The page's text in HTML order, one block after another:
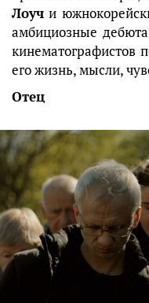
Лоуч и
амбициозные
кинематографистов
его жизнь, мысли,
Отец